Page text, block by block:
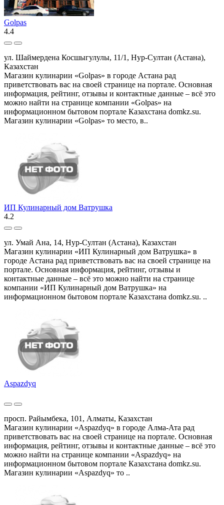
Golpas
4.4
ул. Шаймердена Косшыгулулы, 11/1, Нур-Султан (Астана),
Казахстан
Магазин кулинарии «Golpas» в городе Астана рад
приветствовать вас на своей странице на портале. Основная
информация, рейтинг, отзывы и контактные данные – всё это
можно найти на странице компании «Golpas» на
информационном бытовом портале Казахстана domkz.su.
Магазин кулинарии «Golpas» то место, в..
ИП Кулинарный дом Ватрушка
4.2
ул. Умай Ана, 14, Нур-Султан (Астана), Казахстан
Магазин кулинарии «ИП Кулинарный дом Ватрушка» в
городе Астана рад приветствовать вас на своей странице на
портале. Основная информация, рейтинг, отзывы и
контактные данные – всё это можно найти на странице
компании «ИП Кулинарный дом Ватрушка» на
информационном бытовом портале Казахстана domkz.su. ..
Aspazdyq
просп. Райымбека, 101, Алматы, Казахстан
Магазин кулинарии «Aspazdyq» в городе Алма-Ата рад
приветствовать вас на своей странице на портале. Основная
информация, рейтинг, отзывы и контактные данные – всё это
можно найти на странице компании «Aspazdyq» на
информационном бытовом портале Казахстана domkz.su.
Магазин кулинарии «Aspazdyq» то ..